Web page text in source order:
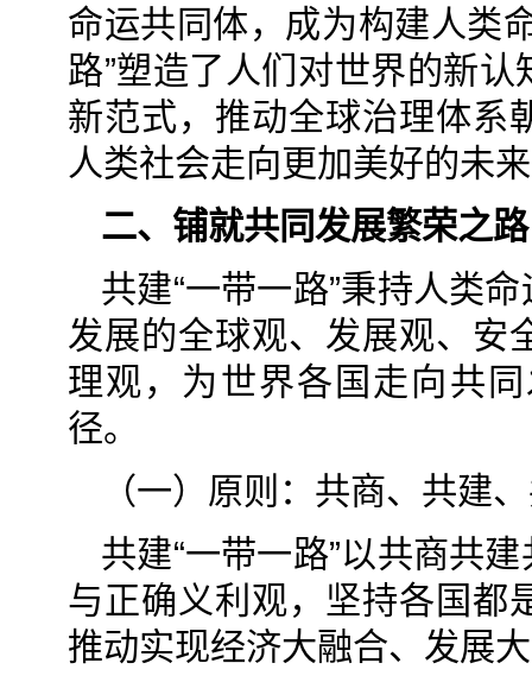
命运共同体，成为构建人类
路”塑造了人们对世界的新
新范式，推动全球治理体系
人类社会走向更加美好的未
二、铺就共同发展繁荣之路
共建“一带一路”秉持人类
发展的全球观、发展观、安
理观，为世界各国走向共
径。
（一）原则：共商、共建
共建“一带一路”以共商共
与正确义利观，坚持各国都
推动实现经济大融合、发展